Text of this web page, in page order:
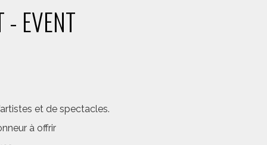
- EVENT
et de spectacles.
à offrir